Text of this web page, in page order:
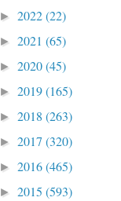
► 2022(22)
► 2021 (65)
► 2020(45)
► 2019(165)
► 2018 (263)
► 2017 (320)
► 2016(465)
► 2015 (593)